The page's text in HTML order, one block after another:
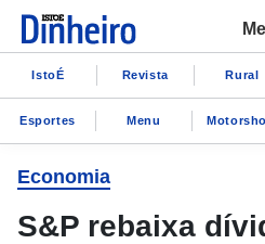
IstoÉ Revista Rural
Esportes Menu
Economia
S&P rebaixa